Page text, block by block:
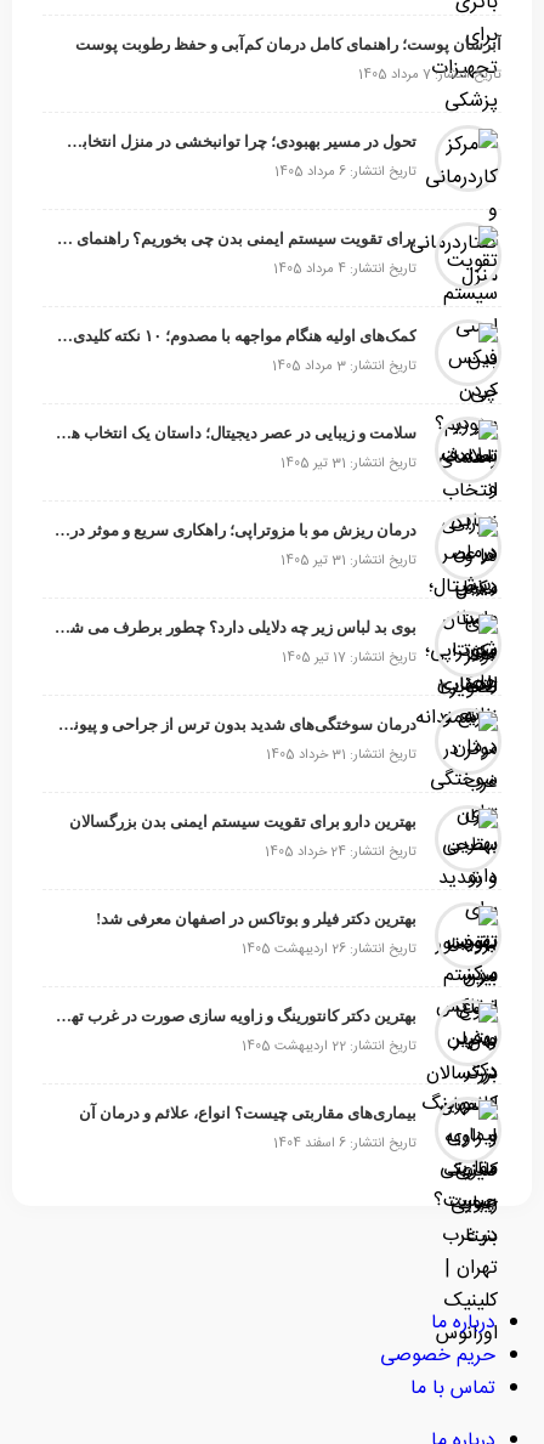
آبرسان پوست؛ راهنمای کامل درمان کم‌آبی و حفظ رطوبت پوست
تاریخ انتشار: 7 مرداد 1405
تحول در مسیر بهبودی؛ چرا توانبخشی در منزل انتخابی هوشمندانه است؟
تاریخ انتشار: 6 مرداد 1405
برای تقویت سیستم ایمنی بدن چی بخوریم؟ راهنمای انتخاب خوراکی‌ها و مکمل‌های موثر
تاریخ انتشار: 4 مرداد 1405
کمک‌های اولیه هنگام مواجهه با مصدوم؛ ۱۰ نکته کلیدی برای نجات‌ مصدوم
تاریخ انتشار: 3 مرداد 1405
سلامت و زیبایی در عصر دیجیتال؛ داستان یک انتخاب هوشمندانه
تاریخ انتشار: 31 تیر 1405
درمان ریزش مو با مزوتراپی؛ راهکاری سریع و موثر در غرب تهران
تاریخ انتشار: 31 تیر 1405
بوی بد لباس زیر چه دلایلی دارد؟ چطور برطرف می شود؟
تاریخ انتشار: 17 تیر 1405
درمان سوختگی‌های شدید بدون ترس از جراحی و پیوند پوست
تاریخ انتشار: 31 خرداد 1405
بهترین دارو برای تقویت سیستم ایمنی بدن بزرگسالان
تاریخ انتشار: 24 خرداد 1405
بهترین دکتر فیلر و بوتاکس در اصفهان معرفی شد!
تاریخ انتشار: 26 اردیبهشت 1405
بهترین دکتر کانتورینگ و زاویه سازی صورت در غرب تهران
تاریخ انتشار: 22 اردیبهشت 1405
بیماری‌های مقاربتی چیست؟ انواع، علائم و درمان آن
تاریخ انتشار: 6 اسفند 1404
درباره ما
حریم خصوصی
تماس با ما